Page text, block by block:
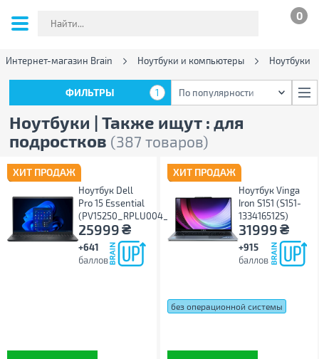
0
Интернет-магазин Brain Ноутбуки и компьютеры Ноутбуки
Ноутбуки | Также ищут : для
подростков (387 товаров)
ФИЛЬТРЫ 1 По популярности
ХИТ ПРОДАЖ
Ноутбук Dell
Pro 15 Essential
(PV15250_RPLU004_P)
25999₴
+641
баллов
ХИТ ПРОДАЖ
Ноутбук Vinga
Iron S151 (S151-
133416512S)
31999₴
+915
баллов
без операционной системы
ФИЛЬТРЫ 1 По популярности